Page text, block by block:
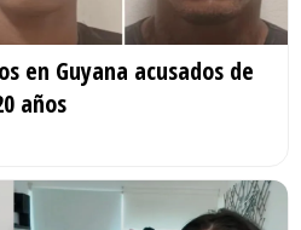
en Guyana acusados de
años